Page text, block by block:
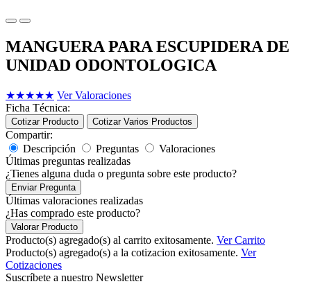
MANGUERA PARA ESCUPIDERA DE
UNIDAD ODONTOLOGICA
★★★★★ Ver Valoraciones
Ficha Técnica:
Cotizar Producto Cotizar Varios Productos
Compartir:
Descripción
Preguntas
Valoraciones
Últimas preguntas realizadas
¿Tienes alguna duda o pregunta sobre este producto?
Enviar Pregunta
Últimas valoraciones realizadas
¿Has comprado este producto?
Valorar Producto
Producto(s) agregado(s) al carrito exitosamente. Ver Carrito
Producto(s) agregado(s) a la cotizacion exitosamente. Ver
Cotizaciones
Suscríbete a nuestro Newsletter